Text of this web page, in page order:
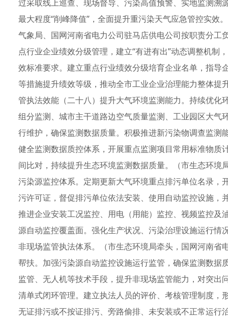
过采取线上巡查、现场督导、污染高值预警、实地监测
最大程度“削峰降值”，全面提升重污染天气应急管控实效
气象局、国网河南省电力公司驻马店供电公司按职责分
点行业企业绩效分级管理，建立“有进有出”动态调整机
效标准要求。建立重点行业绩效分级培育企业名单，指
等措施提升绩效等级，推动全市工业企业治理能力整体
管执法效能（二十八）提升大气环境监测能力。持续优
组分监测、城市主干道路边空气质量监测、工业园区大
行维护，确保监测数据质量。积极推进新污染物调查监
健全监测数据质控体系，开展重点监测项目常用标准物质
间比对，持续提升生态环境监测数据质量。（市生态环
污染源监控体系。定期更新大气环境重点排污单位名录
污许可证，督促排污单位依法安装、使用自动监控设施
推进企业安装工况监控、用电（用能）监控、视频监控
源自动监控覆盖面。强化生产状况、污染治理设施运行
非现场监管执法体系。（市生态环境局牵头，国网河南
帮扶。加强污染源自动监控设施运行监管，确保监测数
监管、无人机等技术手段，提升非现场监管能力，对突
清单式闭环管理。建立执法人员的评价、考核管理制度
无证排污或不按证排污、旁路偷排、未安装或不正常运